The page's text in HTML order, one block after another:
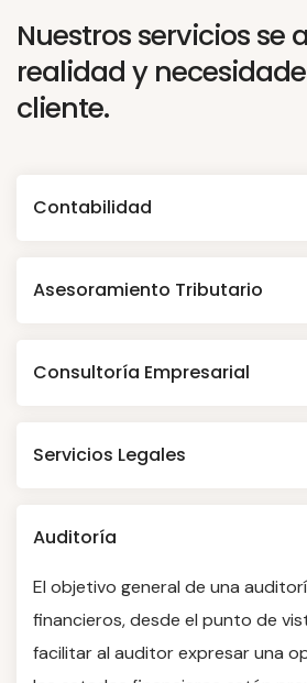
Nuestros servicios se
realidad y
cliente.
Contabilidad
Asesoramiento Tributario
Consultoría Empresarial
Servicios Legales
Auditoría
El objetivo general de una
financieros, desde el punto de
facilitar al auditor expresar una